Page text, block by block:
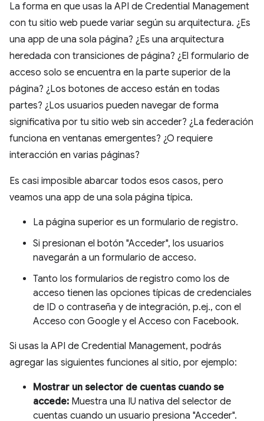
La forma en que usas la API de Credential Management
con tu sitio web puede variar según su arquitectura. ¿Es
una app de una sola página? ¿Es una arquitectura
heredada con transiciones de página? ¿El formulario de
acceso solo se encuentra en la parte superior de la
página? ¿Los botones de acceso están en todas
partes? ¿Los usuarios pueden navegar de forma
significativa por tu sitio web sin acceder? ¿La federación
funciona en ventanas emergentes? ¿O requiere
interacción en varias páginas?
Es casi imposible abarcar todos esos casos, pero
veamos una app de una sola página típica.
La página superior es un formulario de registro.
Si presionan el botón "Acceder", los usuarios
navegarán a un formulario de acceso.
Tanto los formularios de registro como los de
acceso tienen las opciones típicas de credenciales
de ID o contraseña y de integración, p.ej., con el
Acceso con Google y el Acceso con Facebook.
Si usas la API de Credential Management, podrás
agregar las siguientes funciones al sitio, por ejemplo:
Mostrar un selector de cuentas cuando se
accede: Muestra una IU nativa del selector de
cuentas cuando un usuario presiona "Acceder".